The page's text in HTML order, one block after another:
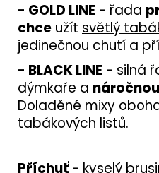
- GOLD LINE - řada
chce užít světlý
jedinečnou chutí a
- BLACK LINE - silná
dýmkaře a
Doladěné mixy
tabákových listů.
Příchuť- kyselý